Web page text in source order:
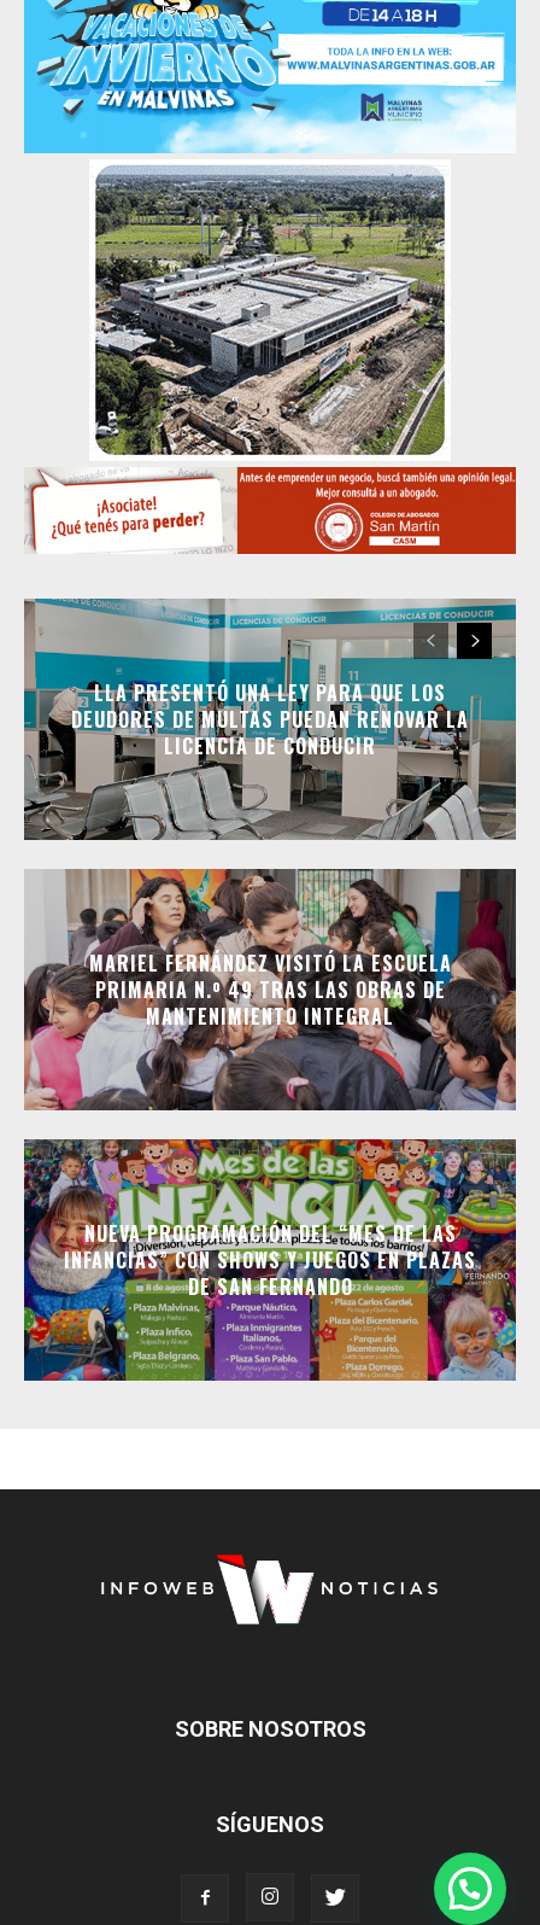
LLA PRESENTÓ UNA LEY PARA QUE LOS
DEUDORES DE MULTAS PUEDAN RENOVAR LA
LICENCIA DE CONDUCIR
MARIEL FERNÁNDEZ VISITÓ LA ESCUELA
PRIMARIA N.º 49 TRAS LAS OBRAS DE
MANTENIMIENTO INTEGRAL
NUEVA PROGRAMACIÓN DEL “MES DE LAS
INFANCIAS” CON SHOWS Y JUEGOS EN PLAZAS
DE SAN FERNANDO
SOBRE NOSOTROS
SÍGUENOS